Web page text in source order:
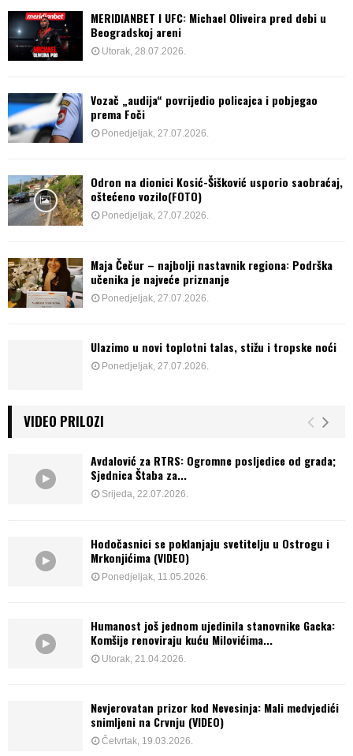
MERIDIANBET I UFC: Michael Oliveira pred debi u
Beogradskoj areni
Utorak, 28.07.2026.
Vozač „audija“ povrijedio policajca i pobjegao
prema Foči
Ponedjeljak, 27.07.2026.
Odron na dionici Kosić-Šišković usporio saobraćaj,
oštećeno vozilo(FOTO)
Ponedjeljak, 27.07.2026.
Maja Čečur – najbolji nastavnik regiona: Podrška
učenika je najveće priznanje
Ponedjeljak, 27.07.2026.
Ulazimo u novi toplotni talas, stižu i tropske noći
Ponedjeljak, 27.07.2026.
VIDEO PRILOZI
Avdalović za RTRS: Ogromne posljedice od grada;
Sjednica Štaba za...
Srijeda, 22.07.2026.
Hodočasnici se poklanjaju svetitelju u Ostrogu i
Mrkonjićima (VIDEO)
Ponedjeljak, 11.05.2026.
Humanost još jednom ujedinila stanovnike Gacka:
Komšije renoviraju kuću Milovićima...
Utorak, 21.04.2026.
Nevjerovatan prizor kod Nevesinja: Mali medvjedići
snimljeni na Crvnju (VIDEO)
Četvrtak, 19.03.2026.